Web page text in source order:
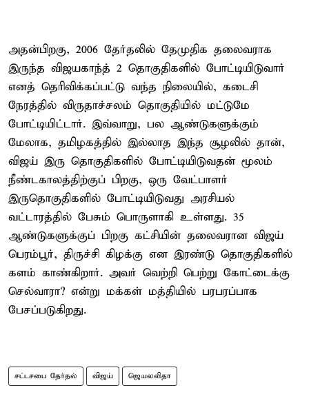
அதன்பிறகு, 2006 தேர்தலில் தேமுதிக தலைவராக
இருந்த விஜயகாந்த் 2 தொகுதிகளில் போட்டியிடுவார்
எனத் தெரிவிக்கப்பட்டு வந்த நிலையில், கடைசி
நேரத்தில் விருதாச்சலம் தொகுதியில் மட்டுமே
போட்டியிட்டார். இவ்வாறு, பல ஆண்டுகளுக்கும்
மேலாக, தமிழகத்தில் இல்லாத இந்த சூழலில் தான்,
விஜய் இரு தொகுதிகளில் போட்டியிடுவதன் மூலம்
நீண்டகாலத்திற்குப் பிறகு, ஒரு வேட்பாளர்
இருதொகுதிகளில் போட்டியிடுவது அரசியல்
வட்டாரத்தில் பேசும் பொருளாகி உள்ளது. 35
ஆண்டுகளுக்குப் பிறகு கட்சியின் தலைவரான விஜய்
பெரம்பூர், திருச்சி கிழக்கு என இரண்டு தொகுதிகளில்
களம் காண்கிறார். அவர் வெற்றி பெற்று கோட்டைக்கு
செல்வாரா? என்று மக்கள் மத்தியில் பரபரப்பாக
பேசப்படுகிறது.
சட்டசபை தேர்தல் விஜய் ஜெயலலிதா